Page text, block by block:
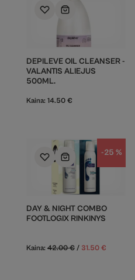
DEPILEVE OIL CLEANSER -
VALANTIS ALIEJUS
500ML.
Kaina: 14.50 €
-25 %
DAY & NIGHT COMBO
FOOTLOGIX RINKINYS
Kaina: 42.00€ / 31.50 €